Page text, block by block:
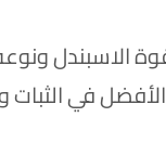
ونوعه.
في الثبات